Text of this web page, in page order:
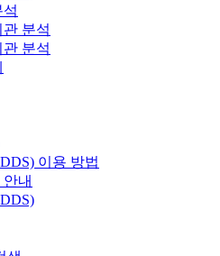
분석
분석
이용 방법
내